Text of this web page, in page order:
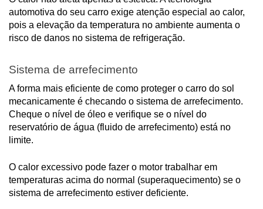
automotiva do seu carro exige atenção especial ao calor,
pois a elevação da temperatura no ambiente aumenta o
risco de danos no sistema de refrigeração.
Sistema de arrefecimento
A forma mais eficiente de como proteger o carro do sol
mecanicamente é checando o sistema de arrefecimento.
Cheque o nível de óleo e verifique se o nível do
reservatório de água (fluido de arrefecimento) está no
limite.
O calor excessivo pode fazer o motor trabalhar em
temperaturas acima do normal (superaquecimento) se o
sistema de arrefecimento estiver deficiente.